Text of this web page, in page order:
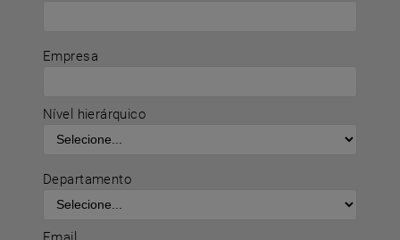
Empresa
Nível hierárquico
Departamento